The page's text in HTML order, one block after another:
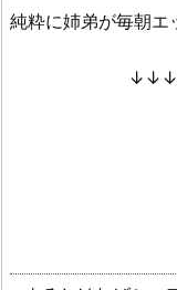
純粋に姉弟が毎朝エ